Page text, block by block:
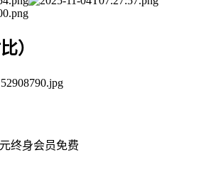
）
终身会员免费